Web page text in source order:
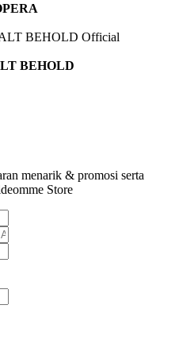
BEHOLD
menarik & promosi serta
Store